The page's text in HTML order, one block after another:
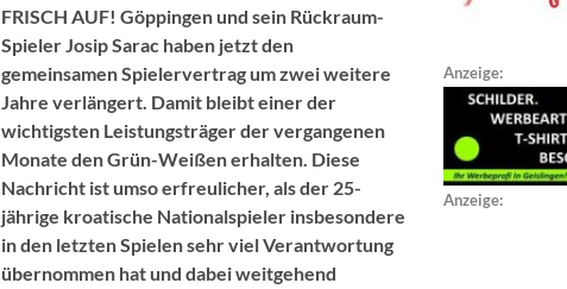
FRISCH AUF! Göppingen und sein Rückraum-
Spieler Josip Sarac haben jetzt den
gemeinsamen Spielervertrag um zwei weitere
Jahre verlängert. Damit bleibt einer der
wichtigsten Leistungsträger der vergangenen
Monate den Grün-Weißen erhalten. Diese
Nachricht ist umso erfreulicher, als der 25-
jährige kroatische Nationalspieler insbesondere
in den letzten Spielen sehr viel Verantwortung
übernommen hat und dabei weitgehend
Anzeige:
Anzeige: